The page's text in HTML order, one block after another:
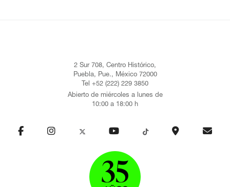
2 Sur 708, Centro Histórico,
Puebla, Pue., México 72000
Tel +52 (222) 229 3850
Abierto de miércoles a lunes de
10:00 a 18:00 h